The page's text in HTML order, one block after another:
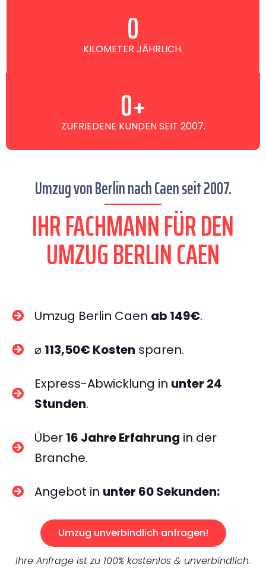
KILOMETER JÄHRLICH.
0
ZUFRIEDENE KUNDEN SEIT 2007.
0+
Umzug von Berlin nach Caen seit 2007.
IHR FACHMANN FÜR DEN
UMZUG BERLIN CAEN
Umzug Berlin Caen ab 149€.
⌀ 113,50€ Kosten sparen.
Express-Abwicklung in unter 24
Stunden.
Über 16 Jahre Erfahrung in der
Branche.
Angebot in unter 60 Sekunden:
Umzug unverbindlich anfragen!
Ihre Anfrage ist zu 100% kostenlos & unverbindlich.